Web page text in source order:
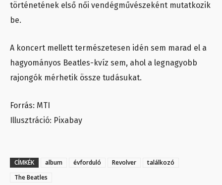
történetének első női vendégművészeként mutatkozik
be.
A koncert mellett természetesen idén sem marad el a
hagyományos Beatles-kvíz sem, ahol a legnagyobb
rajongók mérhetik össze tudásukat.
Forrás: MTI
Illusztráció: Pixabay
CÍMKÉK album évforduló Revolver
találkozó
The Beatles